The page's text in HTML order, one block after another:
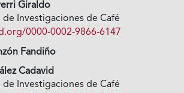
Giraldo
Investigaciones de Café
0000-0002-9866-6147
Fandiño
Cadavid
Investigaciones de Café